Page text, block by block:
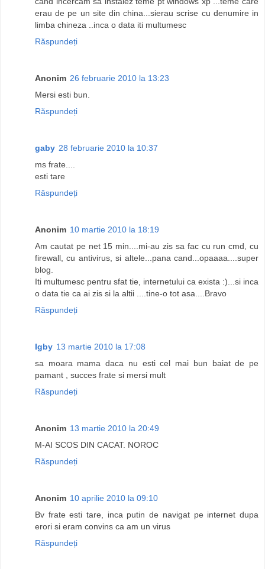
erau de pe un site din china...sierau scrise cu denumire in
limba chineza ..inca o data iti multumesc
Răspundeți
Anonim 26 februarie 2010 la 13:23
Mersi esti bun.
Răspundeți
gaby 28 februarie 2010 la 10:37
ms frate....
esti tare
Răspundeți
Anonim 10 martie 2010 la 18:19
Am cautat pe net 15 min....mi-au zis sa fac cu run cmd, cu
firewall, cu antivirus, si altele...pana cand...opaaaa....super
blog.
Iti multumesc pentru sfat tie, internetului ca exista :)...si inca
o data tie ca ai zis si la altii ....tine-o tot asa....Bravo
Răspundeți
Igby 13 martie 2010 la 17:08
sa moara mama daca nu esti cel mai bun baiat de pe
pamant , succes frate si mersi mult
Răspundeți
Anonim 13 martie 2010 la 20:49
M-AI SCOS DIN CACAT. NOROC
Răspundeți
Anonim 10 aprilie 2010 la 09:10
Bv frate esti tare, inca putin de navigat pe internet dupa
erori si eram convins ca am un virus
Răspundeți